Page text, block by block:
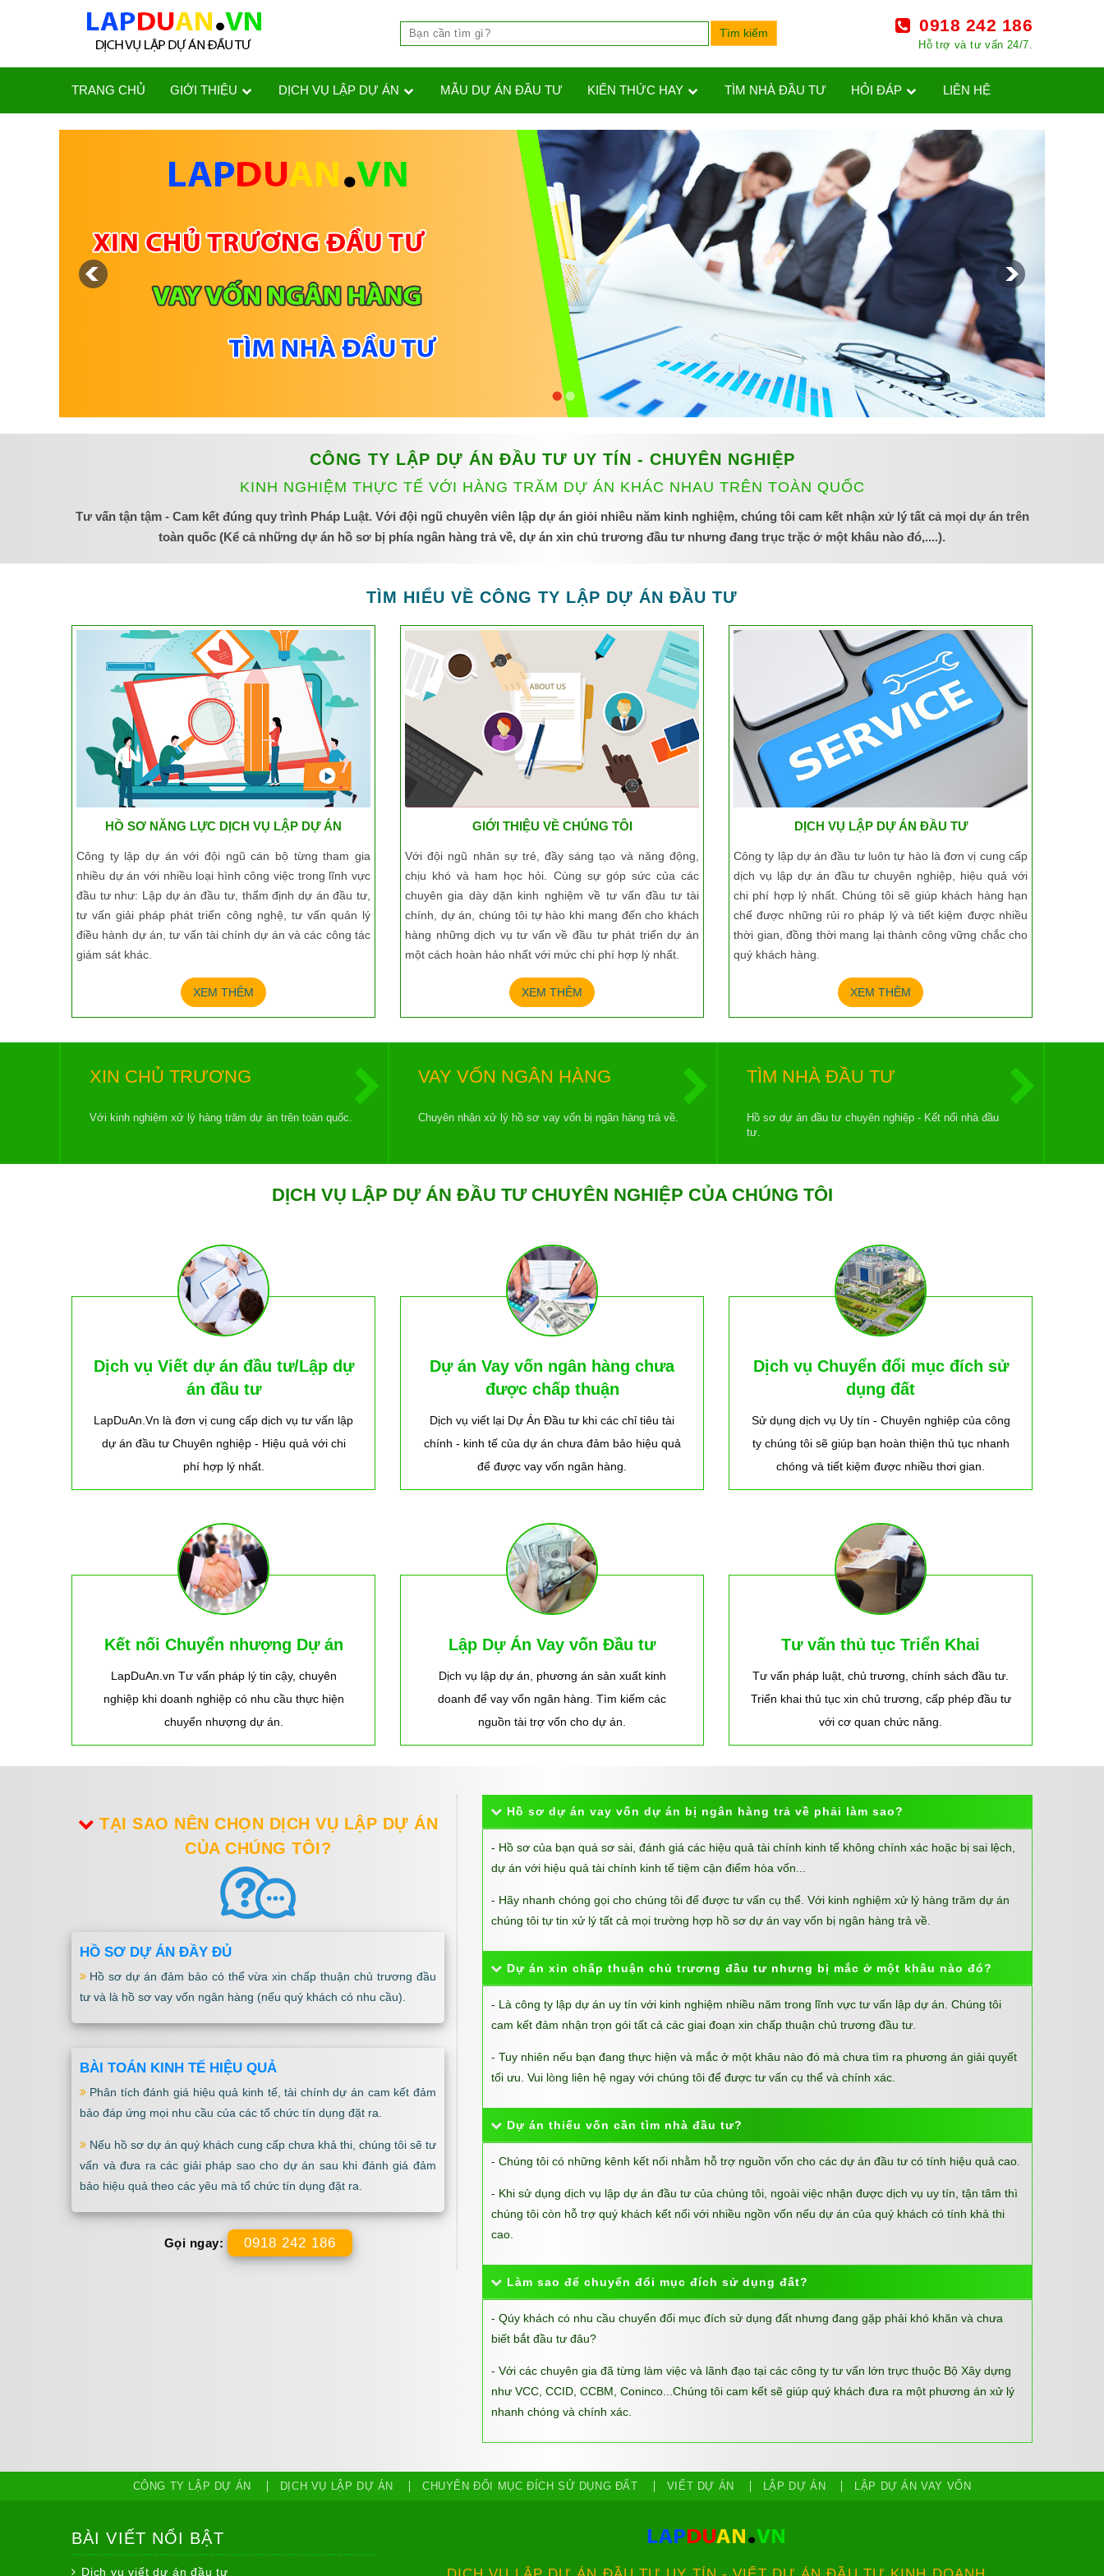
0918 242 186
Hỗ trợ và tư vấn 24/7.
TRANG CHỦ GIỚI THIỆU DỊCH VỤ LẬP DỰ ÁN MẪU DỰ ÁN ĐẦU TƯ KIẾN THỨC HAY TÌM NHÀ ĐẦU TƯ HỎI ĐÁP LIÊN HỆ
CÔNG TY LẬP DỰ ÁN ĐẦU TƯ UY TÍN - CHUYÊN NGHIỆP
KINH NGHIỆM THỰC TẾ VỚI HÀNG TRĂM DỰ ÁN KHÁC NHAU TRÊN TOÀN QUỐC
Tư vấn tận tậm - Cam kết đúng quy trình Pháp Luật. Với đội ngũ chuyên viên lập dự án giỏi nhiều năm kinh nghiệm, chúng tôi cam kết nhận xử lý tất cả mọi dự án trên
toàn quốc (Kể cả những dự án hồ sơ bị phía ngân hàng trả về, dự án xin chủ trương đầu tư nhưng đang trục trặc ở một khâu nào đó,....).
TÌM HIỂU VỀ CÔNG TY LẬP DỰ ÁN ĐẦU TƯ
HỒ SƠ NĂNG LỰC DỊCH VỤ LẬP DỰ ÁN
Công ty lập dự án với đội ngũ cán bộ từng tham gia
nhiều dự án với nhiều loại hình công việc trong lĩnh vực
đầu tư như: Lập dự án đầu tư, thẩm định dự án đầu tư,
tư vấn giải pháp phát triển công nghệ, tư vấn quản lý
điều hành dự án, tư vấn tài chính dự án và các công tác
giám sát khác.
XEM THÊM
GIỚI THIỆU VỀ CHÚNG TÔI
Với đội ngũ nhân sự trẻ, đầy sáng tạo và năng động,
chịu khó và ham học hỏi. Cùng sự góp sức của các
chuyên gia dày dặn kinh nghiệm về tư vấn đầu tư tài
chính, dự án, chúng tôi tự hào khi mang đến cho khách
hàng những dịch vụ tư vấn về đầu tư phát triển dự án
một cách hoàn hảo nhất với mức chi phí hợp lý nhất.
XEM THÊM
DỊCH VỤ LẬP DỰ ÁN ĐẦU TƯ
Công ty lập dự án đầu tư luôn tự hào là đơn vị cung cấp
dịch vụ lập dự án đầu tư chuyên nghiệp, hiệu quả với
chi phí hợp lý nhất. Chúng tôi sẽ giúp khách hàng hạn
chế được những rủi ro pháp lý và tiết kiệm được nhiều
thời gian, đồng thời mang lại thành công vững chắc cho
quý khách hàng.
XEM THÊM
XIN CHỦ TRƯƠNG
Với kinh nghiệm xử lý hàng trăm dự án trên toàn quốc.
VAY VỐN NGÂN HÀNG
Chuyên nhận xử lý hồ sơ vay vốn bị ngân hàng trả về.
TÌM NHÀ ĐẦU TƯ
Hồ sơ dự án đầu tư chuyên nghiệp - Kết nối nhà đầu
tư.
DỊCH VỤ LẬP DỰ ÁN ĐẦU TƯ CHUYÊN NGHIỆP CỦA CHÚNG TÔI
Dịch vụ Viết dự án đầu tư/Lập dự
án đầu tư
LapDuAn.Vn là đơn vị cung cấp dịch vụ tư vấn lập
dự án đầu tư Chuyên nghiệp - Hiệu quả với chi
phí hợp lý nhất.
Dự án Vay vốn ngân hàng chưa
được chấp thuận
Dịch vụ viết lại Dự Án Đầu tư khi các chỉ tiêu tài
chính - kinh tế của dự án chưa đảm bảo hiệu quả
để được vay vốn ngân hàng.
Dịch vụ Chuyển đổi mục đích sử
dụng đất
Sử dụng dịch vụ Uy tín - Chuyên nghiệp của công
ty chúng tôi sẽ giúp bạn hoàn thiện thủ tục nhanh
chóng và tiết kiệm được nhiều thơi gian.
Kết nối Chuyển nhượng Dự án
LapDuAn.vn Tư vấn pháp lý tin cậy, chuyên
nghiệp khi doanh nghiệp có nhu cầu thực hiện
chuyển nhượng dự án.
Lập Dự Án Vay vốn Đầu tư
Dịch vụ lập dự án, phương án sản xuất kinh
doanh để vay vốn ngân hàng. Tìm kiếm các
nguồn tài trợ vốn cho dự án.
Tư vấn thủ tục Triển Khai
Tư vấn pháp luật, chủ trương, chính sách đầu tư.
Triển khai thủ tục xin chủ trương, cấp phép đầu tư
với cơ quan chức năng.
TẠI SAO NÊN CHỌN DỊCH VỤ LẬP DỰ ÁN
CỦA CHÚNG TÔI?
HỒ SƠ DỰ ÁN ĐẦY ĐỦ
Hồ sơ dự án đảm bảo có thể vừa xin chấp thuận chủ trương đầu
tư và là hồ sơ vay vốn ngân hàng (nếu quý khách có nhu cầu).
BÀI TOÁN KINH TẾ HIỆU QUẢ
Phân tích đánh giá hiệu quả kinh tế, tài chính dự án cam kết đảm
bảo đáp ứng mọi nhu cầu của các tổ chức tín dụng đặt ra.
Nếu hồ sơ dự án quý khách cung cấp chưa khả thi, chúng tôi sẽ tư
vấn và đưa ra các giải pháp sao cho dự án sau khi đánh giá đảm
bảo hiệu quả theo các yêu mà tổ chức tín dụng đặt ra.
Gọi ngay: 0918 242 186
Hồ sơ dự án vay vốn dự án bị ngân hàng trả về phải làm sao?
- Hồ sơ của bạn quá sơ sài, đánh giá các hiệu quả tài chính kinh tế không chính xác hoặc bị sai lệch,
dự án với hiệu quả tài chính kinh tế tiệm cận điểm hòa vốn...
- Hãy nhanh chóng gọi cho chúng tôi để được tư vấn cụ thể. Với kinh nghiệm xử lý hàng trăm dự án
chúng tôi tự tin xử lý tất cả mọi trường hợp hồ sơ dự án vay vốn bị ngân hàng trả về.
Dự án xin chấp thuận chủ trương đầu tư nhưng bị mắc ở một khâu nào đó?
- Là công ty lập dự án uy tín với kinh nghiệm nhiều năm trong lĩnh vực tư vấn lập dự án. Chúng tôi
cam kết đảm nhận trọn gói tất cả các giai đoạn xin chấp thuận chủ trương đầu tư.
- Tuy nhiên nếu bạn đang thực hiện và mắc ở một khâu nào đó mà chưa tìm ra phương án giải quyết
tối ưu. Vui lòng liên hệ ngay với chúng tôi để được tư vấn cụ thể và chính xác.
Dự án thiếu vốn cần tìm nhà đầu tư?
- Chúng tôi có những kênh kết nối nhằm hỗ trợ nguồn vốn cho các dự án đầu tư có tính hiệu quả cao.
- Khi sử dụng dịch vụ lập dự án đầu tư của chúng tôi, ngoài việc nhận được dịch vụ uy tín, tận tâm thì
chúng tôi còn hỗ trợ quý khách kết nối với nhiều ngồn vốn nếu dự án của quý khách có tính khả thi
cao.
Làm sao để chuyển đổi mục đích sử dụng đất?
- Qúy khách có nhu cầu chuyển đổi mục đích sử dụng đất nhưng đang gặp phải khó khăn và chưa
biết bắt đầu tư đâu?
- Với các chuyên gia đã từng làm việc và lãnh đạo tại các công ty tư vấn lớn trực thuộc Bộ Xây dựng
như VCC, CCID, CCBM, Coninco...Chúng tôi cam kết sẽ giúp quý khách đưa ra một phương án xử lý
nhanh chóng và chính xác.
CÔNG TY LẬP DỰ ÁN DỊCH VỤ LẬP DỰ ÁN CHUYỂN ĐỔI MỤC ĐÍCH SỬ DỤNG ĐẤT VIẾT DỰ ÁN LẬP DỰ ÁN LẬP DỰ ÁN VAY VỐN
BÀI VIẾT NỔI BẬT
Dịch vụ viết dự án đầu tư